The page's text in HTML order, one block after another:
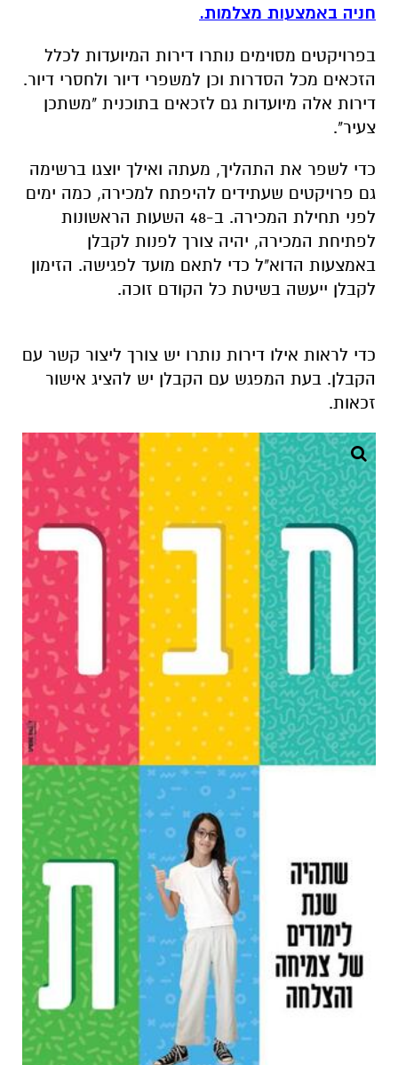
חניה באמצעות מצלמות.
בפרויקטים מסוימים נותרו דירות המיועדות לכלל
הזכאים מכל הסדרות וכן למשפרי דיור ולחסרי דיור.
דירות אלה מיועדות גם לזכאים בתוכנית "משתכן
צעיר".
כדי לשפר את התהליך, מעתה ואילך יוצגו ברשימה
גם פרויקטים שעתידים להיפתח למכירה, כמה ימים
לפני תחילת המכירה. ב-48 השעות הראשונות
לפתיחת המכירה, יהיה צורך לפנות לקבלן
באמצעות הדוא"ל כדי לתאם מועד לפגישה. הזימון
לקבלן ייעשה בשיטת כל הקודם זוכה.
כדי לראות אילו דירות נותרו יש צורך ליצור קשר עם
הקבלן. בעת המפגש עם הקבלן יש להציג אישור
זכאות.